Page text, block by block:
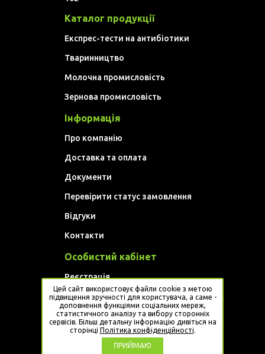
Каталог продукції
Експрес-тести на антибіотики
Тваринництво
Молочна промисловість
Зернова промисловість
Інформація
Про компанію
Доставка та оплата
Документи
Перевірити статус замовлення
Відгуки
Контакти
Особистий кабінет
Реєстрація
Увійти
Website developed by Artem Golovan
Цей сайт використовує файли cookie з метою
підвищення зручності для користувача, а саме -
доповнення функціями соціальних мереж,
статистичного аналізу та вибору сторонніх
сервісів. Більш детальну інформацію дивіться на
сторінці Політика конфіденційності.
ПРИЙМАЮ